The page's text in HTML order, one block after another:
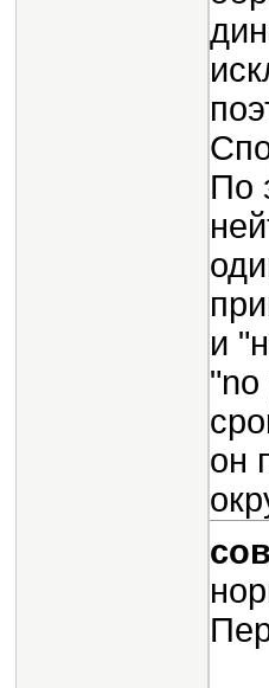
По
и
"no
он